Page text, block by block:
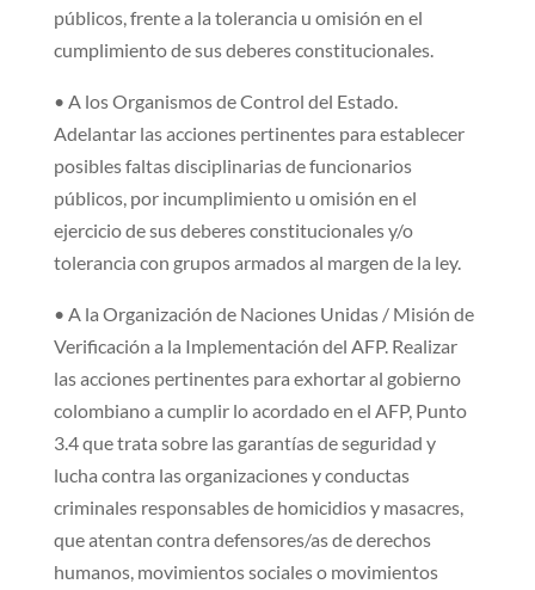
públicos, frente a la tolerancia u omisión en el
cumplimiento de sus deberes constitucionales.
• A los Organismos de Control del Estado.
Adelantar las acciones pertinentes para establecer
posibles faltas disciplinarias de funcionarios
públicos, por incumplimiento u omisión en el
ejercicio de sus deberes constitucionales y/o
tolerancia con grupos armados al margen de la ley.
• A la Organización de Naciones Unidas / Misión de
Verificación a la Implementación del AFP. Realizar
las acciones pertinentes para exhortar al gobierno
colombiano a cumplir lo acordado en el AFP, Punto
3.4 que trata sobre las garantías de seguridad y
lucha contra las organizaciones y conductas
criminales responsables de homicidios y masacres,
que atentan contra defensores/as de derechos
humanos, movimientos sociales o movimientos